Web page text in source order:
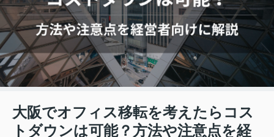
大阪でオフィス移転を考えたらコス
トダウンは可能？方法や注意点を経